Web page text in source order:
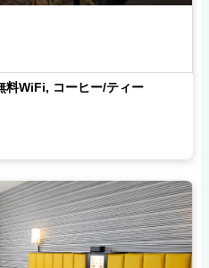
料WiFi, コーヒー/ティー